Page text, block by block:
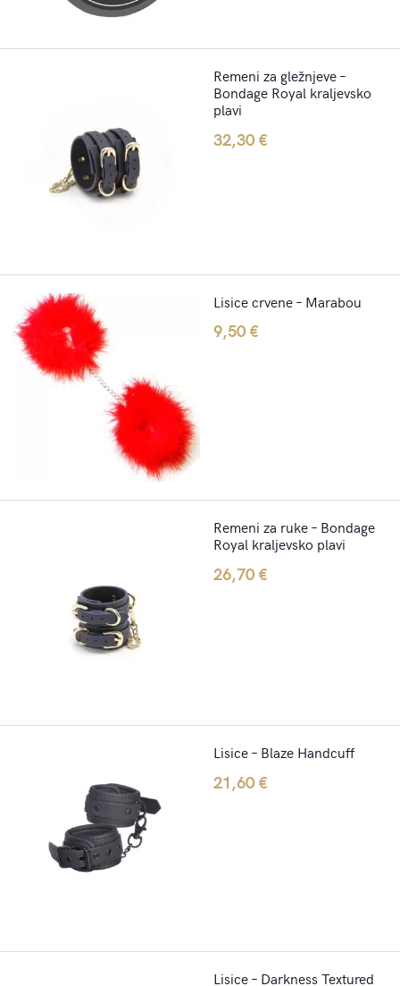
Remeni za gležnjeve –
Bondage Royal kraljevsko
plavi
32,30€
Lisice crvene – Marabou
9,50€
Remeni za ruke – Bondage
Royal kraljevsko plavi
26,70€
Lisice – Blaze Handcuff
21,60€
Lisice – Darkness Textured